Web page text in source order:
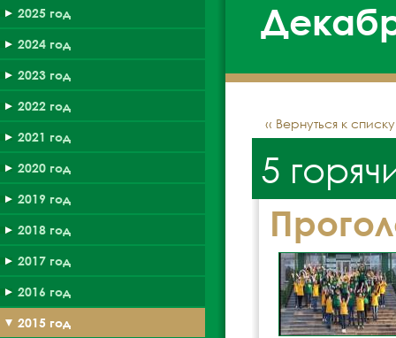
2025 год
2024 год
2023 год
2022 год
2021 год
2020 год
2019 год
2018 год
2017 год
2016 год
2015 год
‹‹ Вернуться к
5